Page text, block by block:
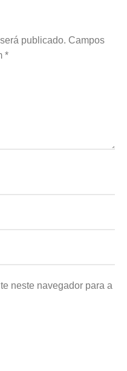
publicado. Campos
*
neste navegador para a